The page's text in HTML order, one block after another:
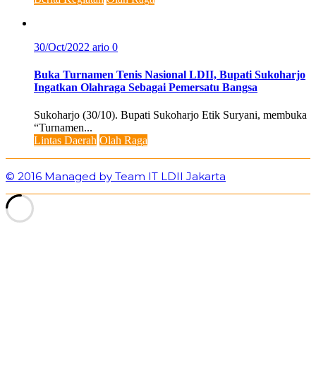
30/Oct/2022 ario 0
Buka Turnamen Tenis Nasional LDII, Bupati Sukoharjo
Ingatkan Olahraga Sebagai Pemersatu Bangsa
Sukoharjo (30/10). Bupati Sukoharjo Etik Suryani, membuka
“Turnamen...
Lintas Daerah Olah Raga
© 2016 Managed by Team IT LDII Jakarta